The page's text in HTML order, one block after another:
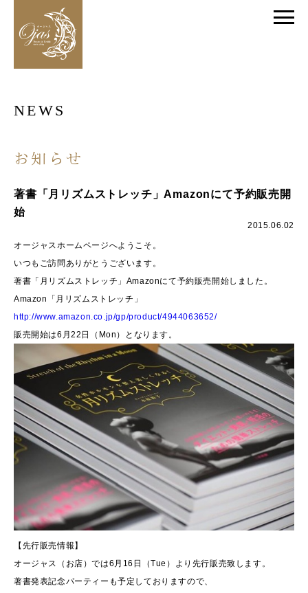
NEWS
お知らせ
著書「月リズムストレッチ」Amazonにて予約販売開
始
2015.06.02
オージャスホームページへようこそ。
いつもご訪問ありがとうございます。
著書「月リズムストレッチ」Amazonにて予約販売開始しました。
Amazon「月リズムストレッチ」
http://www.amazon.co.jp/gp/product/4944063652/
販売開始は6月22日（Mon）となります。
【先行販売情報】
オージャス（お店）では6月16日（Tue）より先行販売致します。
著書発表記念パーティーも予定しておりますので、